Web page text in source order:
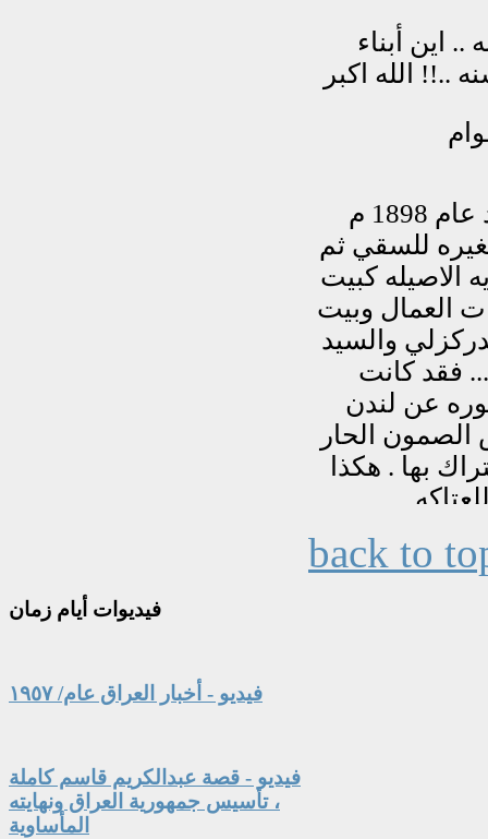
back to
فيديوات أيام زمان
فيديو - أخبار العراق عام/ ١٩٥٧
فيديو - قصة عبدالكريم قاسم كاملة
، تأسيس جمهورية العراق ونهايته
المأساوية